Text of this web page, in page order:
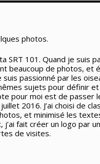
photos.
SRT 101. Quand je suis
beaucoup de photos, et
passionné par les
sujets pour définir
pour moi est de passer
2016. J’ai choisi de
et minimisé les
fait créer un logo par
de visites.